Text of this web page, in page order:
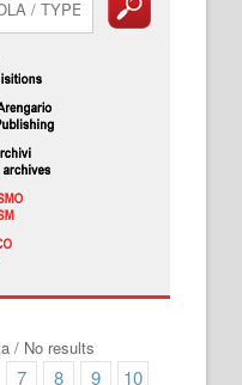
/ No results
7 8 9
10